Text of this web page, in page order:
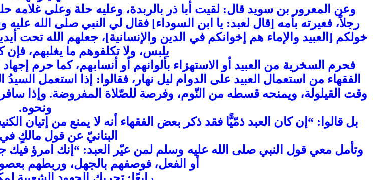
وعن المعرور بن سويد قال: لقيت أبا ذر بالربدة، وعليه حلة وعلى
رجلاً، فعيرته بأمه [قال لعبد: يا ابن السوداء] فقال لي النبي صلى الله
خولكم [العبيد والإماء هم إخوانكم في الدين والإنسانية]، جعلهم الله تحت
يلبس، ولا تكلفوهم ما يغلبهم، فإن
فحرم السخرية من العبيد أو الاستهزاء بألوانهم أو أنسابهم، كما حرم
الفقهاء من استعمال العبيد على الدوام ليل نهار، فقالوا: إذا استعمل
وقت القيلولة، ويمنحه قسطه من النّوم، وفرصة للصّلاة المفروضة. وإذا سافر
ونحوه.
بل قالوا: “إن كان العبد ذمّيًّا فقد ذكر بعض الفقهاء أنه لا يمنع من إتيان
البنانيّ عن قول مالكٍ
وتأمل معي قول النبي صلى الله عليه وسلم لمن عيّر العبد: “إنك امرؤ فيك
أو الفعل، فوصفهم بالجهل، وربطهم